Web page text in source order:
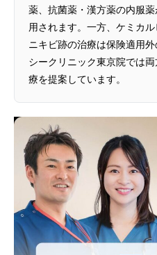
薬、抗菌薬・漢方薬の内服
用されます。一方、ケミカ
ニキビ跡の治療は保険適用
シークリニック東京院では
療を提案しています。